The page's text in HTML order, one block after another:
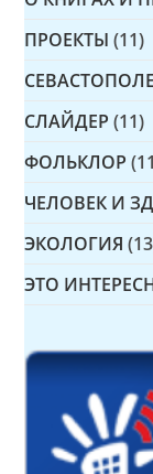
ПРОЕКТЫ (11)
СЛАЙДЕР (11)
ФОЛЬКЛОР
ЧЕЛОВЕК И
ЭКОЛОГИЯ
ЭТО